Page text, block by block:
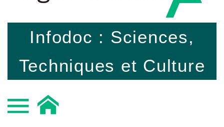
Infodoc : Sciences,
Techniques et Culture